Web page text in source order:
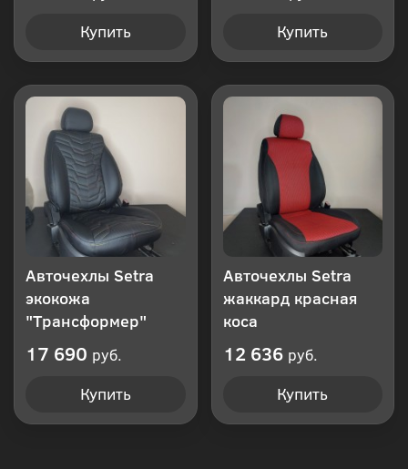
Купить Купить
Авточехлы Setra
экокожа
"Трансформер"
17 690 руб.
Купить
Авточехлы Setra
жаккард красная
коса
12 636 руб.
Купить